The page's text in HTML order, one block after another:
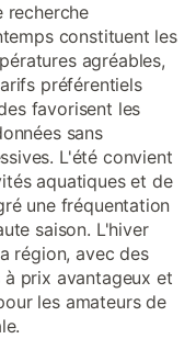
recherche
constituent les
agréables,
préférentiels
favorisent les
sans
L'été convient
aquatiques et de
une fréquentation
saison. L'hiver
région, avec des
prix avantageux et
les amateurs de